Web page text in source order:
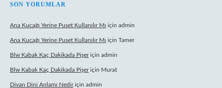
SON YORUMLAR
Ana Kucağı Yerine Puset Kullanılır Mı için admin
Ana Kucağı Yerine Puset Kullanılır Mı için Tamer
Blw Kabak Kaç Dakikada Pişeriçin admin
Blw Kabak Kaç Dakikada Pişeriçin Murat
Divan Dini Anlamı Nediriçin admin